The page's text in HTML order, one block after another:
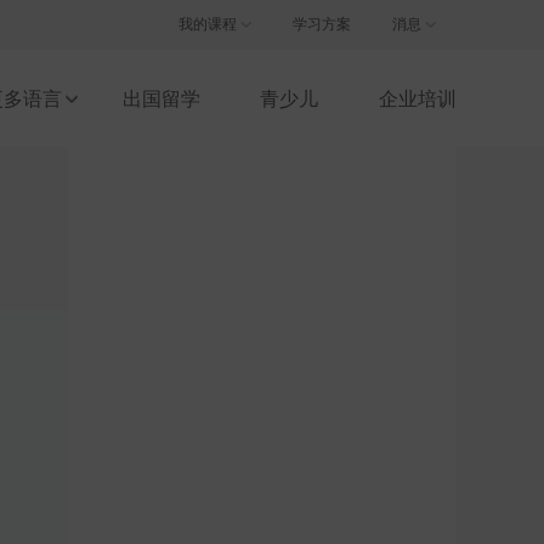
我的课程 学习方案 消息
语言 出国留学 青少儿 企业培训